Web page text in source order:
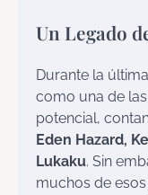
Un Legado
Durante la
como una de
potencial,
Eden Hazard,
Lukaku. Sin
muchos de